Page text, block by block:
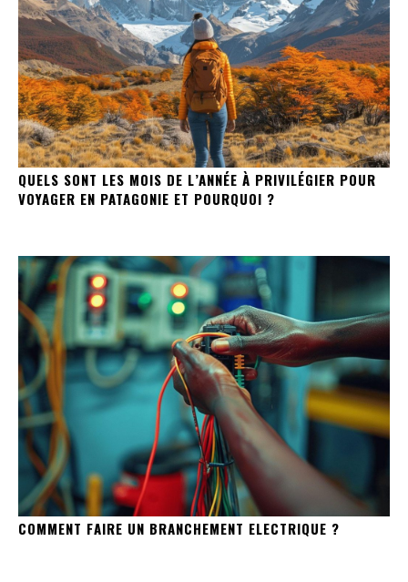
QUELS SONT LES MOIS DE L’ANNÉE À PRIVILÉGIER POUR
VOYAGER EN PATAGONIE ET POURQUOI ?
COMMENT FAIRE UN BRANCHEMENT ELECTRIQUE ?